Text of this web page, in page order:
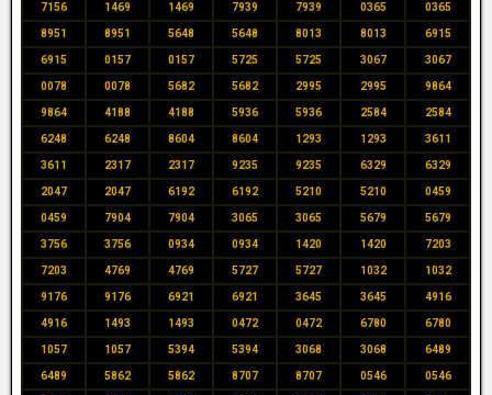
7156 1469 1469 7939 7939 0365 0365
8951 8951 5648 5648 8013 8013 6915
6915 0157 0157 5725 5725 3067 3067
0078 0078 5682 5682 2995 2995 9864
9864 4188 4188 5936 5936 2584 2584
6248 6248 8604 8604 1293 1293 3611
3611 2317 2317 9235 9235 6329 6329
2047 2047 6192 6192 5210 5210 0459
0459 7904 7904 3065 3065 5679 5679
3756 3756 0934 0934 1420 1420 7203
7203 4769 4769 5727 5727 1032 1032
9176 9176 6921 6921 3645 3645 4916
4916 1493 1493 0472 0472 6780 6780
1057 1057 5394 5394 3068 3068 6489
6489 5862 5862 8707 8707 0546 0546